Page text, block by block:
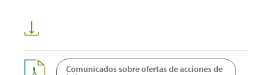
Comunicados sobre ofertas de acciones de